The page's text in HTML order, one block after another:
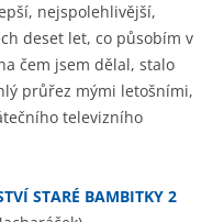
nejspolehlivější,
deset let, co působím v
čem jsem dělal, stalo
průřez mými letošními,
televizního
STARÉ BAMBITKY 2